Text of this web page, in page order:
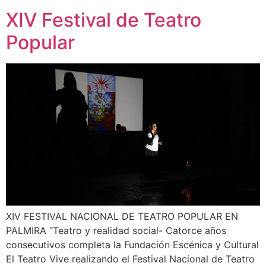
XIV Festival de Teatro
Popular
XIV FESTIVAL NACIONAL DE TEATRO POPULAR EN
PALMIRA “Teatro y realidad social- Catorce años
consecutivos completa la Fundación Escénica y Cultural
El Teatro Vive realizando el Festival Nacional de Teatro